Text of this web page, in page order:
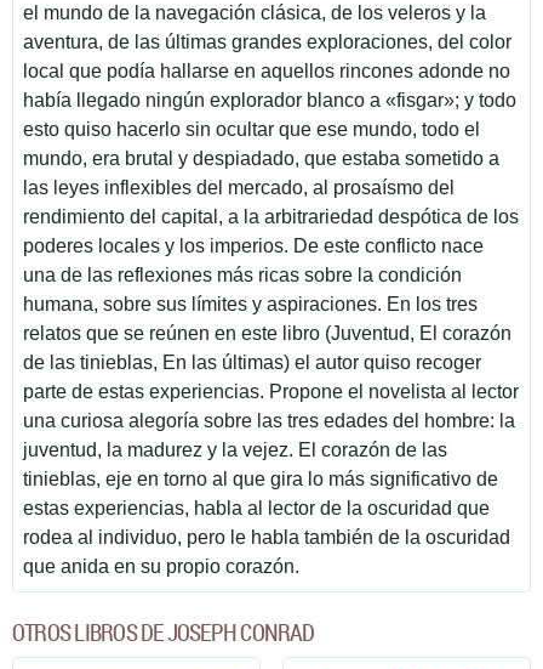
el mundo de la navegación clásica, de los veleros y la
aventura, de las últimas grandes exploraciones, del color
local que podía hallarse en aquellos rincones adonde no
había llegado ningún explorador blanco a «fisgar»; y todo
esto quiso hacerlo sin ocultar que ese mundo, todo el
mundo, era brutal y despiadado, que estaba sometido a
las leyes inflexibles del mercado, al prosaísmo del
rendimiento del capital, a la arbitrariedad despótica de los
poderes locales y los imperios. De este conflicto nace
una de las reflexiones más ricas sobre la condición
humana, sobre sus límites y aspiraciones. En los tres
relatos que se reúnen en este libro (Juventud, El corazón
de las tinieblas, En las últimas) el autor quiso recoger
parte de estas experiencias. Propone el novelista al lector
una curiosa alegoría sobre las tres edades del hombre: la
juventud, la madurez y la vejez. El corazón de las
tinieblas, eje en torno al que gira lo más significativo de
estas experiencias, habla al lector de la oscuridad que
rodea al individuo, pero le habla también de la oscuridad
que anida en su propio corazón.
OTROS LIBROS DE JOSEPH CONRAD